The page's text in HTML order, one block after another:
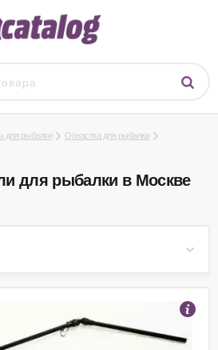
для рыбалки
Оснастка для рыбалки
для рыбалки в Москве